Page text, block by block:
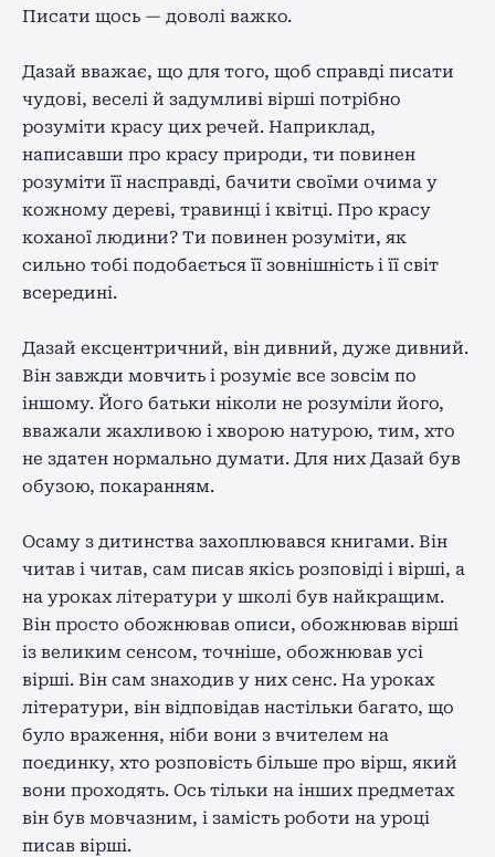
Писати щось — доволі важко.
Дазай вважає, що для того, щоб справді писати
чудові, веселі й задумливі вірші потрібно
розуміти красу цих речей. Наприклад,
написавши про красу природи, ти повинен
розуміти її насправді, бачити своїми очима у
кожному дереві, травинці і квітці. Про красу
коханої людини? Ти повинен розуміти, як
сильно тобі подобається її зовнішність і її світ
всередині.
Дазай ексцентричний, він дивний, дуже дивний.
Він завжди мовчить і розуміє все зовсім по
іншому. Його батьки ніколи не розуміли його,
вважали жахливою і хворою натурою, тим, хто
не здатен нормально думати. Для них Дазай був
обузою, покаранням.
Осаму з дитинства захоплювався книгами. Він
читав і читав, сам писав якісь розповіді і вірші, а
на уроках літератури у школі був найкращим.
Він просто обожнював описи, обожнював вірші
із великим сенсом, точніше, обожнював усі
вірші. Він сам знаходив у них сенс. На уроках
літератури, він відповідав настільки багато, що
було враження, ніби вони з вчителем на
поєдинку, хто розповість більше про вірш, який
вони проходять. Ось тільки на інших предметах
він був мовчазним, і замість роботи на уроці
писав вірші.